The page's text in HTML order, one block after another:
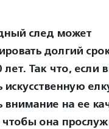
след может
долгий
лет. Так что, если
искусственную
внимание на ее
чтобы она